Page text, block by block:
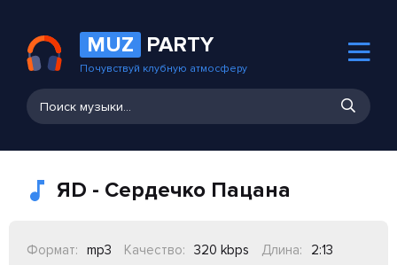
MUZ PARTY
Почувствуй клубную атмосферу
ЯD - Сердечко Пацана
Формат: mp3 Качество: 320 kbps Длина:
2:13